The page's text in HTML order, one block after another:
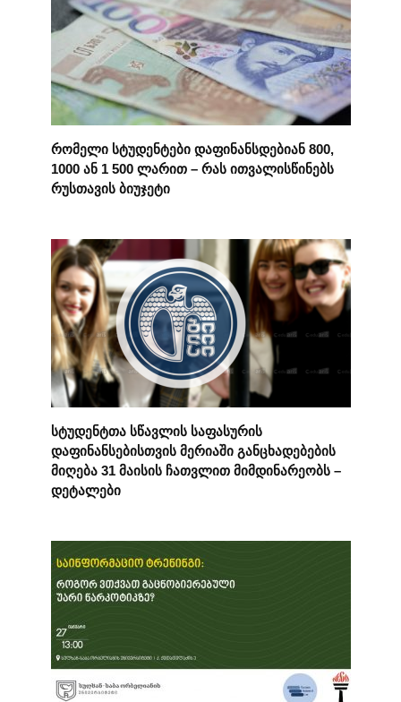
რომელი სტუდენტები დაფინანსდებიან 800,
1000 ან 1 500 ლარით – რას ითვალისწინებს
რუსთავის ბიუჯეტი
სტუდენტთა სწავლის საფასურის
დაფინანსებისთვის მერიაში განცხადებების
მიღება 31 მაისის ჩათვლით მიმდინარეობს –
დეტალები